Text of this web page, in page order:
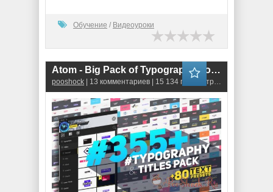
Обучение / Видеоуроки
Atom - Big Pack of Typography (for After Effects)
pooshock | 13 комментариев | 15 134 просмотров